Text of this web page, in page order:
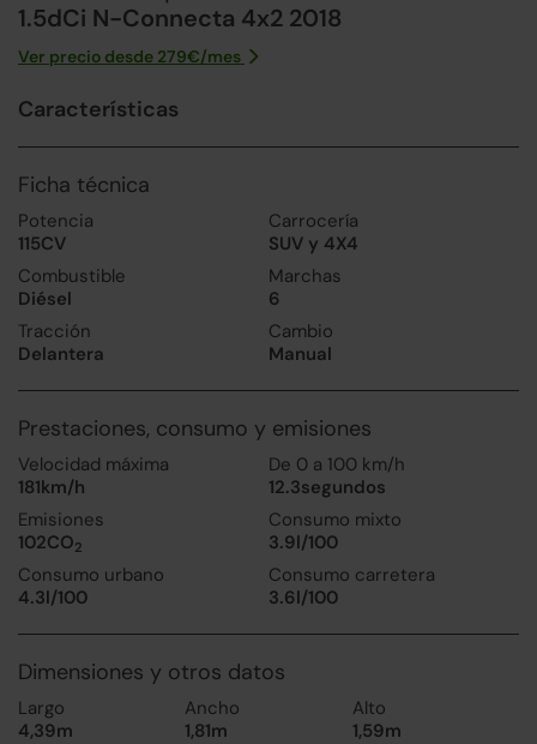
1.5dCi N-Connecta 4x2 2018
Ver precio desde 279€/mes
Características
Ficha técnica
Potencia
115CV
Carrocería
SUV y 4X4
Combustible
Diésel
Marchas
6
Tracción
Delantera
Cambio
Manual
Prestaciones, consumo y emisiones
Velocidad máxima
181km/h
De 0 a 100 km/h
12.3segundos
Emisiones
102CO2
Consumo mixto
3.9l/100
Consumo urbano
4.3l/100
Consumo carretera
3.6l/100
Dimensiones y otros datos
Largo
4,39m
Ancho
1,81m
Alto
1,59m